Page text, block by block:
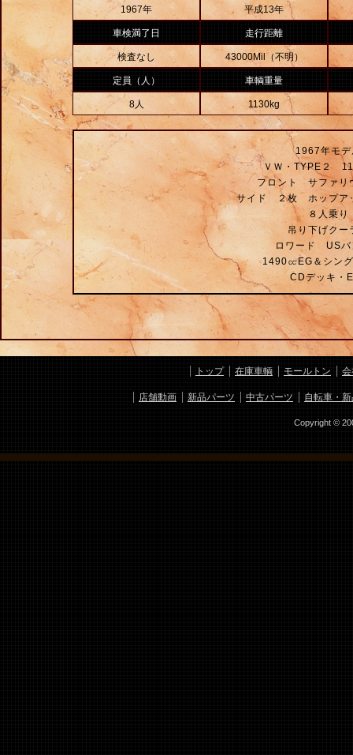
1967年 平成13年
車検満了日 走行距離
検査なし 43000Mil（不明）
定員（人） 車輌重量
8人 1130kg
1967年モデ
ＶＷ・TYPE２ 11
フロント サファリ
サイド ２枚 ホップア
８人乗り
吊り下げクー
ロワード USバ
1490㏄EG＆シン
CDデッキ・
トップ 在庫車輌 モールトン
店舗動画 新品パーツ 中古パーツ 自転車・
Copyright ©